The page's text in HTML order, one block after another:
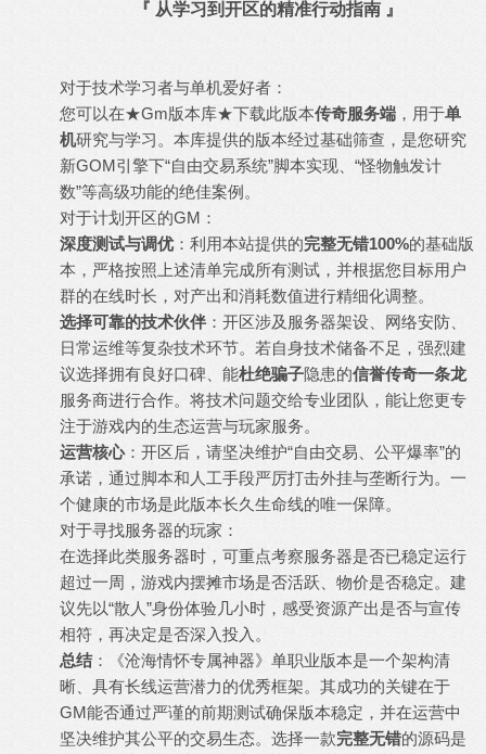
『 从学习到开区的精准行动指南 』
对于技术学习者与单机爱好者：
您可以在★Gm版本库★下载此版本传奇服务端 ，用于单
机研究与学习。本库提供的版本经过基础筛查，是您研究
新GOM引擎下“自由交易系统”脚本实现、“怪物触发计
数”等高级功能的绝佳案例。
对于计划开区的GM：
深度测试与调优 ：利用本站提供的完整无错100%的基础版
本，严格按照上述清单完成所有测试，并根据您目标用户
群的在线时长，对产出和消耗数值进行精细化调整。
选择可靠的技术伙伴 ：开区涉及服务器架设、网络安防、
日常运维等复杂技术环节。若自身技术储备不足，强烈建
议选择拥有良好口碑、能杜绝骗子隐患的信誉传奇一条龙
服务商进行合作。将技术问题交给专业团队，能让您更专
注于游戏内的生态运营与玩家服务。
运营核心：开区后，请坚决维护“自由交易、公平爆率”的
承诺，通过脚本和人工手段严厉打击外挂与垄断行为。一
个健康的市场是此版本长久生命线的唯一保障。
对于寻找服务器的玩家：
在选择此类服务器时，可重点考察服务器是否已稳定运行
超过一周，游戏内摆摊市场是否活跃、物价是否稳定。建
议先以“散人”身份体验几小时，感受资源产出是否与宣传
相符，再决定是否深入投入。
总结：《沧海情怀专属神器》单职业版本是一个架构清
晰、具有长线运营潜力的优秀框架。其成功的关键在于
GM能否通过严谨的前期测试确保版本稳定，并在运营中
坚决维护其公平的交易生态。选择一款完整无错的源码是